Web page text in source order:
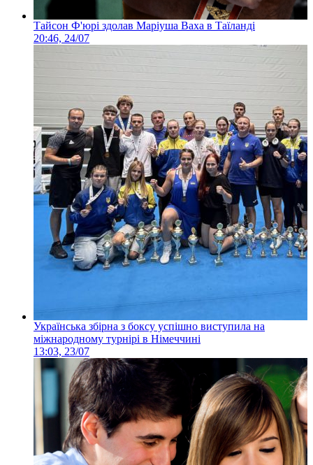
Тайсон Ф'юрі здолав Маріуша Ваха в Таїланді
20:46, 24/07
Українська збірна з боксу успішно виступила на
міжнародному турнірі в Німеччині
13:03, 23/07